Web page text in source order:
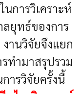
การวิเคราะห์
ยุทธ์ของการ
นวิจัยจึงแยก
ำมาสรุปรวม
ารวิจัยครั้งนี้